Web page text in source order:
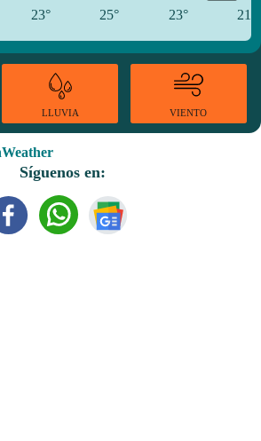
23° 25° 23° 21°
LLUVIA VIENTO
Síguenos en: